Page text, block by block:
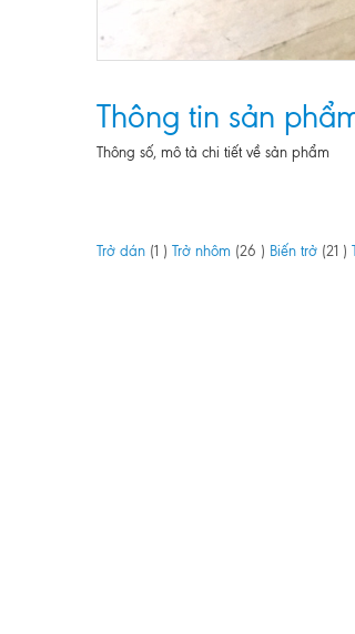
Thông tin sản
Thông số, mô tả chi tiết về sản phẩm
Trở dán (1 ) Trở nhôm (26 ) Biến trở (21 )